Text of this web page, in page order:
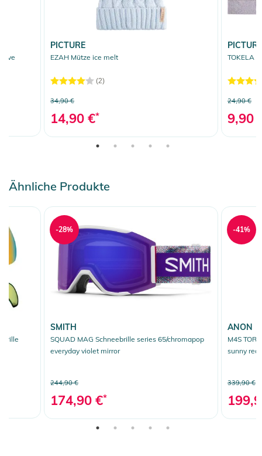
PICTURE
EZAH Mütze ice melt
(2)
34,90 €
14,90 €*
PICTURE
TOKELA
24,90 €
9,90
Ähnliche Produkte
SMITH
SQUAD MAG Schneebrille series 65/chromapop
everyday violet mirror
244,90 €
174,90 €*
-28%
ANON
M4S
sunny red
339,90 €
-41%